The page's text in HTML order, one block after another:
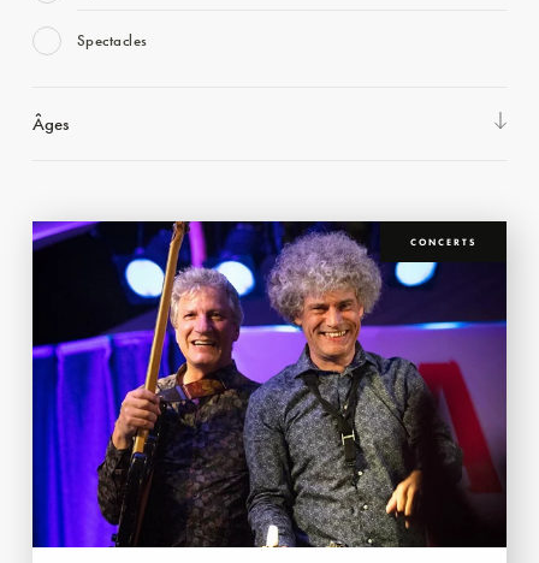
Spectacles
Âges
CONCERTS